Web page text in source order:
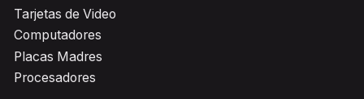
Tarjetas de Video
Computadores
Placas Madres
Procesadores